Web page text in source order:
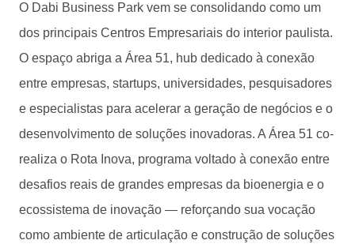
O Dabi Business Park vem se consolidando como um
dos principais Centros Empresariais do interior paulista.
O espaço abriga a Área 51, hub dedicado à conexão
entre empresas, startups, universidades, pesquisadores
e especialistas para acelerar a geração de negócios e o
desenvolvimento de soluções inovadoras. A Área 51 co-
realiza o Rota Inova, programa voltado à conexão entre
desafios reais de grandes empresas da bioenergia e o
ecossistema de inovação — reforçando sua vocação
como ambiente de articulação e construção de soluções